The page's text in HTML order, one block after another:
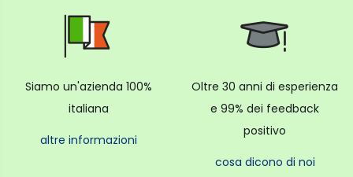
Siamo un'azienda 100%
italiana
altre informazioni
Oltre 30 anni di esperienza
e 99% dei feedback
positivo
cosa dicono di noi